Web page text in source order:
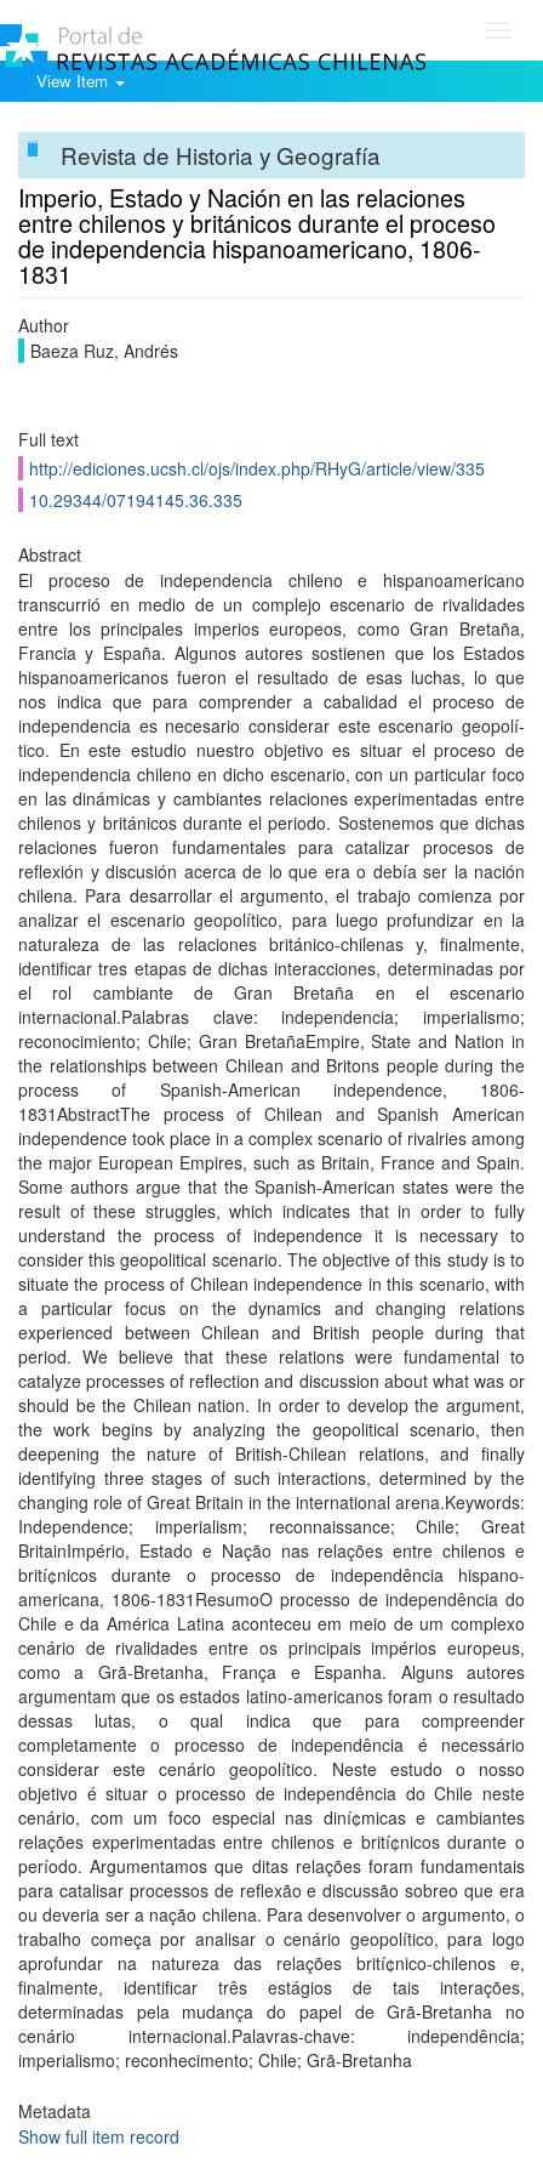
View Item
Revista de Historia y Geografía
Imperio, Estado y Nación en las relaciones
entre chilenos y británicos durante el proceso
de independencia hispanoamericano, 1806-
1831
Author
Baeza Ruz, Andrés
Full text
http://ediciones.ucsh.cl/ojs/index.php/RHyG/article/view/335
10.29344/07194145.36.335
Abstract
El proceso de independencia chileno e hispanoamericano
transcurrió en medio de un complejo escenario de rivalidades
entre los principales imperios europeos, como Gran Bretaña,
Francia y España. Algunos autores sostienen que los Estados
hispanoamericanos fueron el resultado de esas luchas, lo que
nos indica que para comprender a cabalidad el proceso de
independencia es necesario considerar este escenario geopolí­
tico. En este estudio nuestro objetivo es situar el proceso de
independencia chileno en dicho escenario, con un particular foco
en las dinámicas y cambiantes relaciones experimentadas entre
chilenos y británicos durante el periodo. Sostenemos que dichas
relaciones fueron fundamentales para catalizar procesos de
reflexión y discusión acerca de lo que era o debí­a ser la nación
chilena. Para desarrollar el argumento, el trabajo comienza por
analizar el escenario geopolí­tico, para luego profundizar en la
naturaleza de las relaciones británico-chilenas y, finalmente,
identificar tres etapas de dichas interacciones, determinadas por
el rol cambiante de Gran Bretaña en el escenario
internacional.Palabras clave: independencia; imperialismo;
reconocimiento; Chile; Gran BretañaEmpire, State and Nation in
the relationships between Chilean and Britons people during the
process of Spanish-American independence, 1806-
1831AbstractThe process of Chilean and Spanish American
independence took place in a complex scenario of rivalries among
the major European Empires, such as Britain, France and Spain.
Some authors argue that the Spanish-American states were the
result of these struggles, which indicates that in order to fully
understand the process of independence it is necessary to
consider this geopolitical scenario. The objective of this study is to
situate the process of Chilean independence in this scenario, with
a particular focus on the dynamics and changing relations
experienced between Chilean and British people during that
period. We believe that these relations were fundamental to
catalyze processes of reflection and discussion about what was or
should be the Chilean nation. In order to develop the argument,
the work begins by analyzing the geopolitical scenario, then
deepening the nature of British-Chilean relations, and finally
identifying three stages of such interactions, determined by the
changing role of Great Britain in the international arena.Keywords:
Independence; imperialism; reconnaissance; Chile; Great
BritainImpério, Estado e Nação nas relações entre chilenos e
brití¢nicos durante o processo de independência hispano-
americana, 1806-1831ResumoO processo de independência do
Chile e da América Latina aconteceu em meio de um complexo
cenário de rivalidades entre os principais impérios europeus,
como a Grã-Bretanha, França e Espanha. Alguns autores
argumentam que os estados latino-americanos foram o resultado
dessas lutas, o qual indica que para compreender
completamente o processo de independência é necessário
considerar este cenário geopolí­tico. Neste estudo o nosso
objetivo é situar o processo de independência do Chile neste
cenário, com um foco especial nas diní¢micas e cambiantes
relações experimentadas entre chilenos e brití¢nicos durante o
perí­odo. Argumentamos que ditas relações foram fundamentais
para catalisar processos de reflexão e discussão sobreo que era
ou deveria ser a nação chilena. Para desenvolver o argumento, o
trabalho começa por analisar o cenário geopolí­tico, para logo
aprofundar na natureza das relações brití¢nico-chilenos e,
finalmente, identificar três estágios de tais interações,
determinadas pela mudança do papel de Grã-Bretanha no
cenário internacional.Palavras-chave: independência;
imperialismo; reconhecimento; Chile; Grã-Bretanha
Metadata
Show full item record